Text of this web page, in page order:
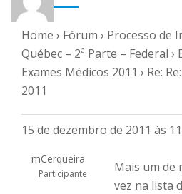
Home › Fórum › Processo de
Québec – 2ª Parte – Federal ›
Exames Médicos 2011 › Re:
2011
15 de dezembro de 2011 às
mCerqueira
Participante
Mais um de
vez na lista